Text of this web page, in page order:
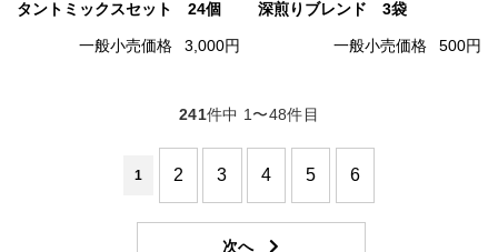
タントミックスセット 24個
一般小売価格 3,000円
深煎りブレンド 3袋
一般小売価格 500円
241件中 1〜48件目
1 2 3 4 5 6